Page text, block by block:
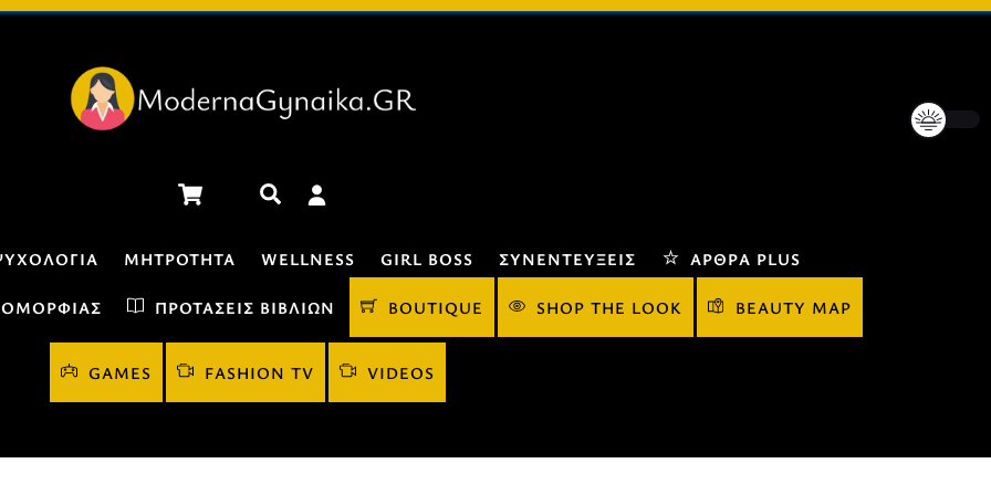
Cart Αναζήτηση
ΜΗΤΡΌΤΗΤΑ WELLNESS GIRL BOSS ΣΥΝΕΝΤΕΎΞΕΙΣ ΆΡΘΡΑ PLUS
ΟΜΟΡΦΙΆΣ ΠΡΟΤΆΣΕΙΣ ΒΙΒΛΊΩΝ BOUTIQUE SHOP THE LOOK BEAUTY MAP
GAMES FASHION TV VIDEOS